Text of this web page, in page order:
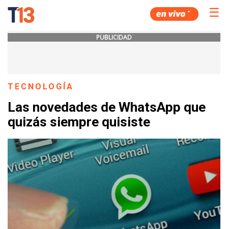
☰
PUBLICIDAD
TECNOLOGÍA
Las novedades de WhatsApp que
quizás siempre quisiste